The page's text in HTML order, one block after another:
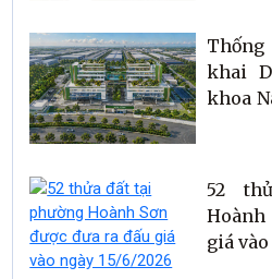
Tĩnh
khai
khoa
52
Hoành
giá vào